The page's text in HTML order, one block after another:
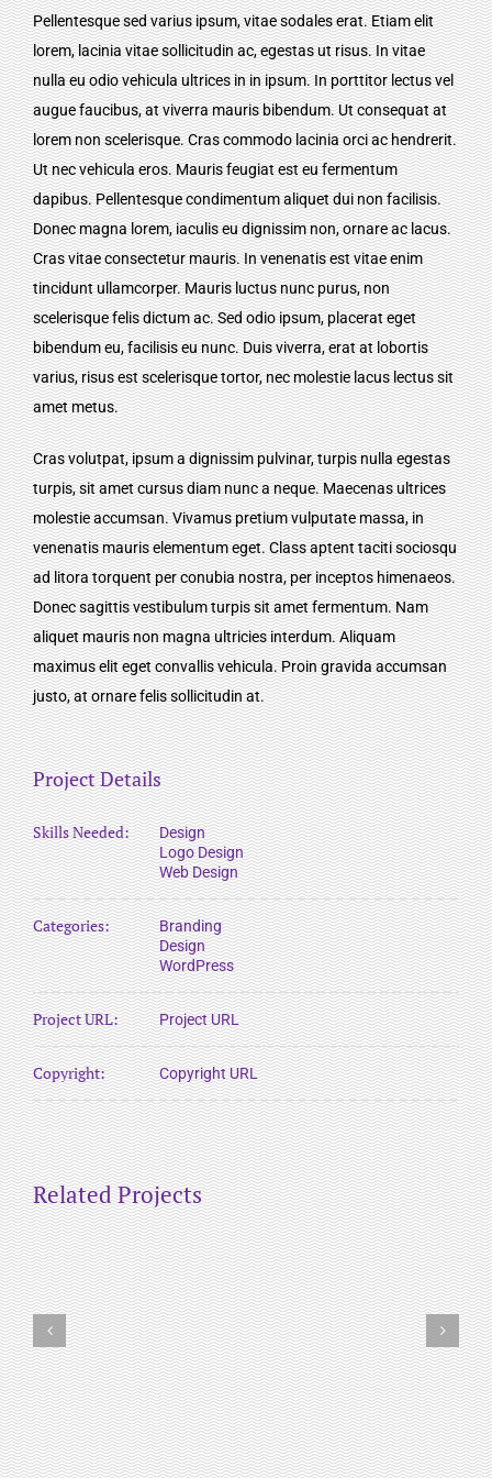
Pellentesque sed varius ipsum, vitae sodales erat. Etiam elit
lorem, lacinia vitae sollicitudin ac, egestas ut risus. In vitae
nulla eu odio vehicula ultrices in in ipsum. In porttitor lectus vel
augue faucibus, at viverra mauris bibendum. Ut consequat at
lorem non scelerisque. Cras commodo lacinia orci ac hendrerit.
Ut nec vehicula eros. Mauris feugiat est eu fermentum
dapibus. Pellentesque condimentum aliquet dui non facilisis.
Donec magna lorem, iaculis eu dignissim non, ornare ac lacus.
Cras vitae consectetur mauris. In venenatis est vitae enim
tincidunt ullamcorper. Mauris luctus nunc purus, non
scelerisque felis dictum ac. Sed odio ipsum, placerat eget
bibendum eu, facilisis eu nunc. Duis viverra, erat at lobortis
varius, risus est scelerisque tortor, nec molestie lacus lectus sit
amet metus.
Cras volutpat, ipsum a dignissim pulvinar, turpis nulla egestas
turpis, sit amet cursus diam nunc a neque. Maecenas ultrices
molestie accumsan. Vivamus pretium vulputate massa, in
venenatis mauris elementum eget. Class aptent taciti sociosqu
ad litora torquent per conubia nostra, per inceptos himenaeos.
Donec sagittis vestibulum turpis sit amet fermentum. Nam
aliquet mauris non magna ultricies interdum. Aliquam
maximus elit eget convallis vehicula. Proin gravida accumsan
justo, at ornare felis sollicitudin at.
Project Details
Skills Needed:
Design
Logo Design
Web Design
Categories:
Branding
Design
WordPress
Project URL: Project URL
Copyright: Copyright URL
Related Projects
B
r
a
n
d
M
o
b
i
l
e